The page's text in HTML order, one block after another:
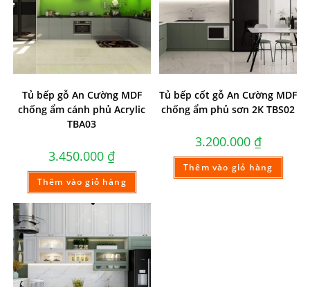
Tủ bếp gỗ An Cường MDF
chống ẩm cánh phủ Acrylic
TBA03
3.450.000 ₫
Thêm vào giỏ hàng
Tủ bếp cốt gỗ An Cường MDF
chống ẩm phủ sơn 2K TBS02
3.200.000 ₫
Thêm vào giỏ hàng